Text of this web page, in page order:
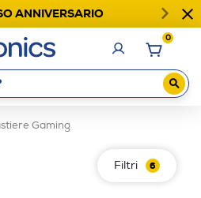
ANNIVERSARIO
0
Gaming
Filtri 6